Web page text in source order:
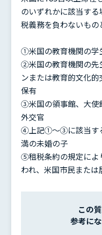
のいずれかに該当す
税義務を負わないもの
①米国の教育機関の学
②米国の教育機関の先
ンまたは教育的文化
保有
③米国の領事館、大使
外交官
④上記①〜③に該当す
満の未婚の子
⑤租税条約の規定によ
われ、米国市民また
この
参考に